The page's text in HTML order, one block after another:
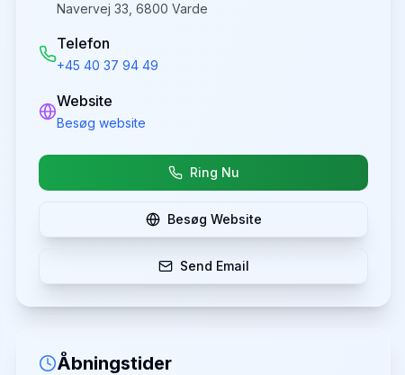
Navervej 33, 6800 Varde
Telefon
+45 40 37 94 49
Website
Besøg website
Ring Nu
Besøg Website
Send Email
Åbningstider